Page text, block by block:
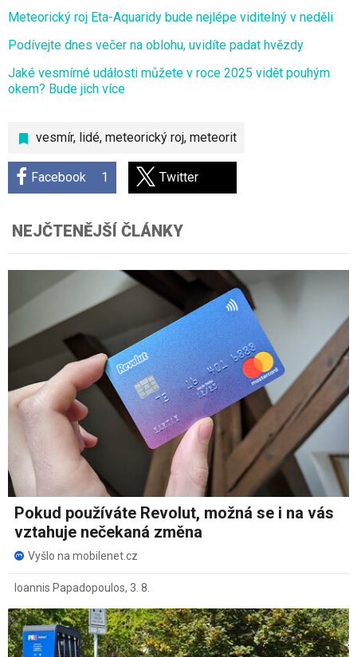
vesmír, lidé, meteorický roj, meteorit
Facebook 1 Twitter
Meteorický roj Eta-Aquaridy bude nejlépe viditelný v neděli
Podívejte dnes večer na oblohu, uvidíte padat hvězdy
Jaké vesmírné události můžete v roce 2025 vidět pouhým
okem? Bude jich více
NEJČTENĚJŠÍ ČLÁNKY
Pokud používáte Revolut, možná se i na vás
vztahuje nečekaná změna
Vyšlo na mobilenet.cz
Ioannis Papadopoulos, 3. 8.